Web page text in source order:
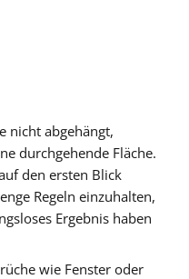
nicht abgehängt,
durchgehende Fläche.
den ersten Blick
Regeln einzuhalten,
Ergebnis haben
wie Fenster oder